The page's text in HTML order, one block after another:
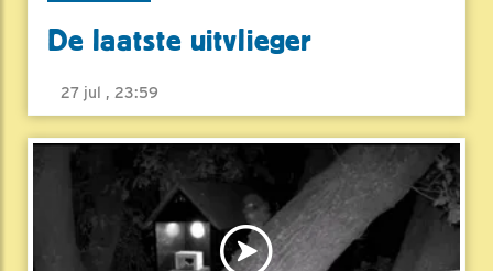
De laatste uitvlieger
27 jul , 23:59